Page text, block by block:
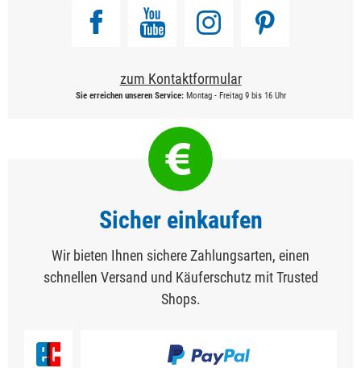
zum Kontaktformular
Sie erreichen unseren Service:Montag - Freitag 9 bis 16 Uhr
Sicher einkaufen
Wir bieten Ihnen sichere Zahlungsarten, einen
schnellen Versand und Käuferschutz mit Trusted
Shops.